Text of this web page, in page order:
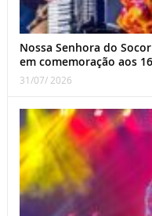
Nossa Senhora do
em comemoração aos
31/07/ 2026